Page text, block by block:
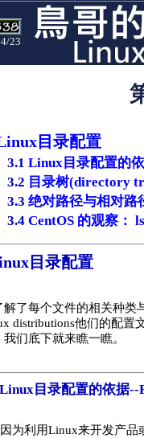
23
目录配置
Linux目录配置的
目录树(directory
绝对路径与相对路
CentOS 的观察：
目录配置
解了每个文件的相关种类
distributions他们的配置
我们底下就来瞧一瞧。
Linux目录配置的依据--
因为利用Linux来开发产品